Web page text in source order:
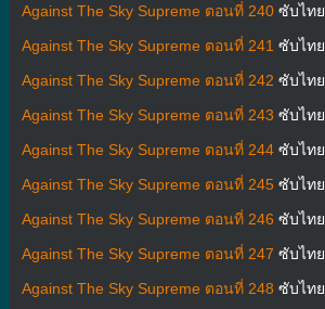
Against The Sky Supreme ตอนที่ 240ซับไทย
Against The Sky Supreme ตอนที่ 241 ซับไทย
Against The Sky Supreme ตอนที่ 242 ซับไทย
Against The Sky Supreme ตอนที่ 243 ซับไทย
Against The Sky Supreme ตอนที่ 244ซับไทย
Against The Sky Supreme ตอนที่ 245ซับไทย
Against The Sky Supreme ตอนที่ 246 ซับไทย
Against The Sky Supreme ตอนที่ 247 ซับไทย
Against The Sky Supreme ตอนที่ 248 ซับไทย